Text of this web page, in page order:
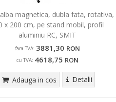
magnetica, dubla fata, rotativa,
x 200 cm, pe stand mobil, profil
aluminiu RC, SMIT
fara TVA: 3881,30 RON
cu TVA: 4618,75 RON
Adauga in cos Detalii